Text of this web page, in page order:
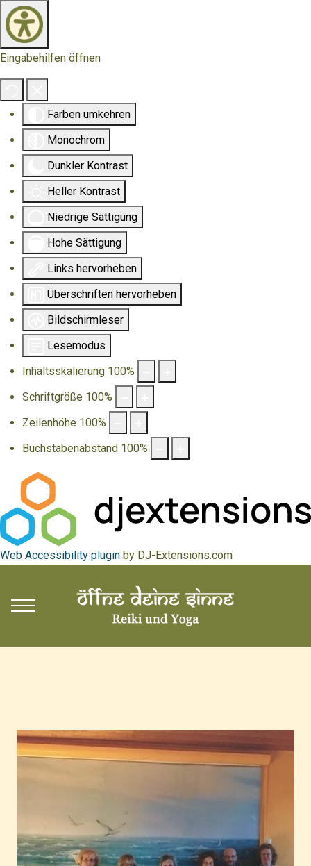
Eingabehilfen öffnen
Farben umkehren
Monochrom
Dunkler Kontrast
Heller Kontrast
Niedrige Sättigung
Hohe Sättigung
Links hervorheben
Überschriften hervorheben
Bildschirmleser
Lesemodus
Inhaltsskalierung 100%
Schriftgröße 100%
Zeilenhöhe 100%
Buchstabenabstand 100%
Web Accessibility plugin by DJ-Extensions.com
Mobile Menu Toggle